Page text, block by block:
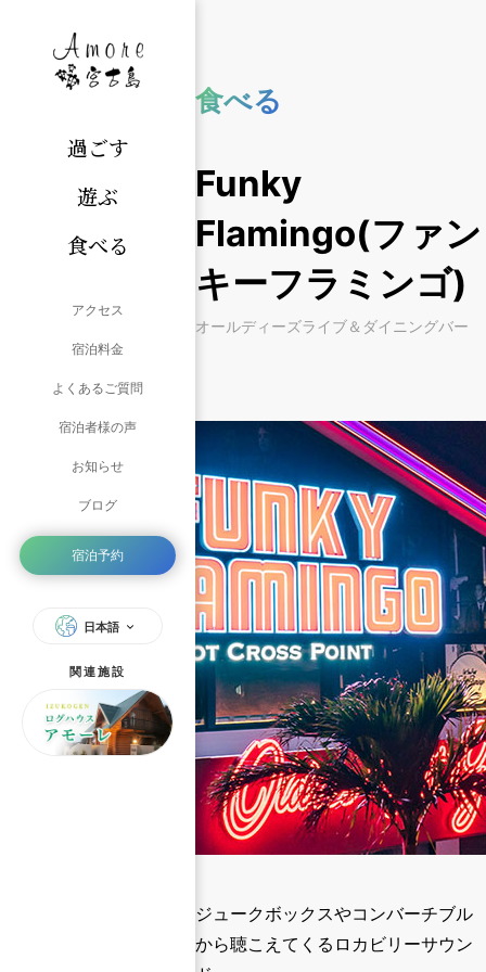
過ごす
遊ぶ
食べる
アクセス
宿泊料金
よくあるご質問
宿泊者様の声
お知らせ
ブログ
宿泊予約
日本語
関連施設
食べる
Funky
Flamingo(ファン
キーフラミンゴ)
オールディーズライブ＆ダイニングバー
ジュークボックスやコンバーチブル
から聴こえてくるロカビリーサウン